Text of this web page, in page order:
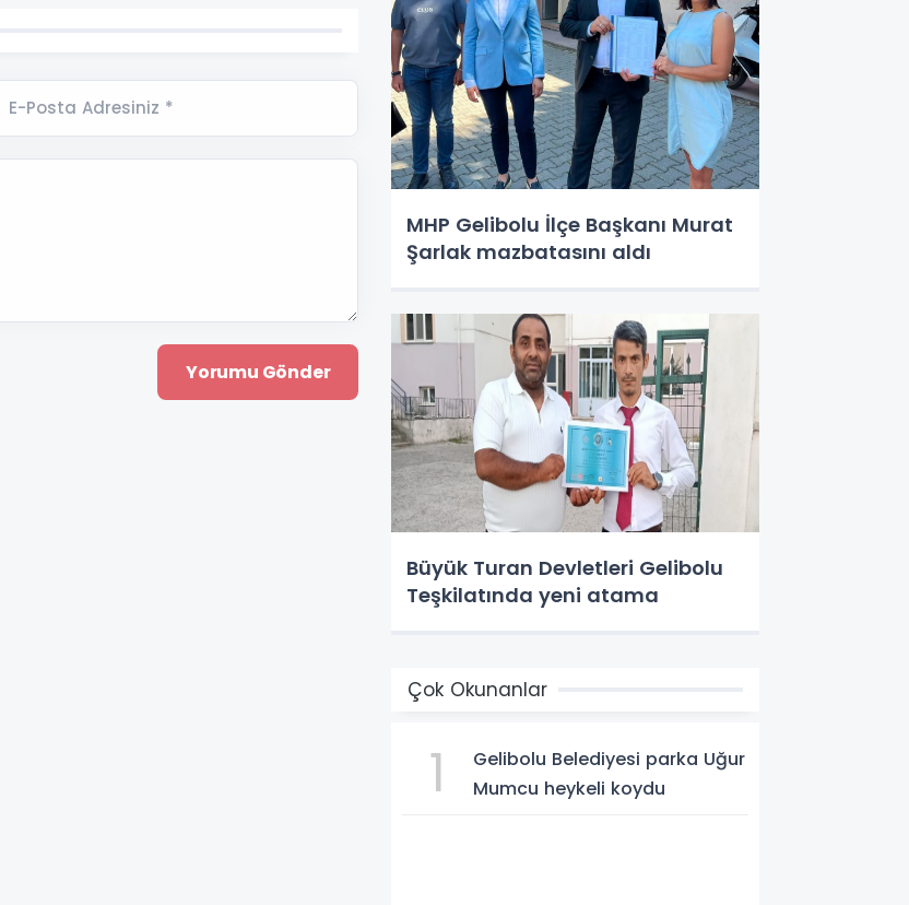
E-Posta Adresiniz *
MHP Gelibolu İlçe Başkanı Murat
Şarlak mazbatasını aldı
Büyük Turan Devletleri Gelibolu
Teşkilatında yeni atama
Çok Okunanlar
1
Gelibolu Belediyesi parka Uğur
Mumcu heykeli koydu